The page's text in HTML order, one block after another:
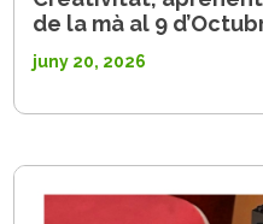
de la mà al 9
juny 20, 2026